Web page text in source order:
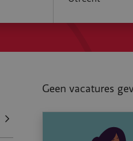
Geen vacatures